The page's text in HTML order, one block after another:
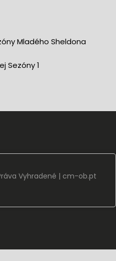
Mladého Sheldona
Sezóny 1
Vyhradené | cm-ob.pt